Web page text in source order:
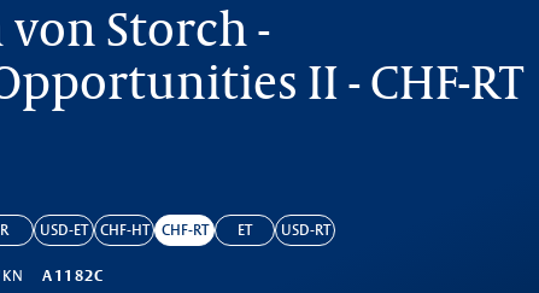
von Storch -
II - CHF-RT
R USD-ET CHF-HT CHF-RT ET USD-RT
A1182C